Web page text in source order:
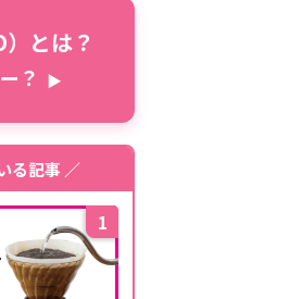
とは？
？ ▶
る記事 ／
1